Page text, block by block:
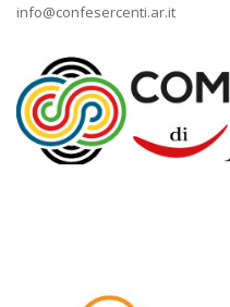
info@confesercenti.ar.it